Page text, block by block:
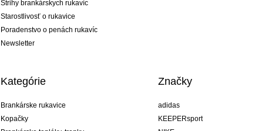
Strihy brankárskych rukavíc
Starostlivosť o rukavice
Poradenstvo o penách rukavíc
Newsletter
Kategórie
Brankárske rukavice
Kopačky
Značky
adidas
KEEPERsport